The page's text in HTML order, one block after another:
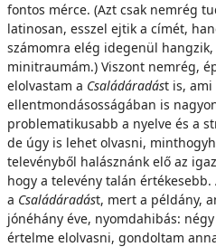
fontos mérce. (Azt csak nemrég
latinosan, esszel ejtik a címét,
számomra elég idegenül
minitraumám.) Viszont nemrég,
elolvastam a Családáradást is, ami
ellentmondásosságában is
problematikusabb a nyelve és a
de úgy is lehet olvasni,
televényből halásznánk elő az
hogy a televény talán
a Családáradást, mert a példány,
jónéhány éve, nyomdahibás:
értelme elolvasni, gondoltam